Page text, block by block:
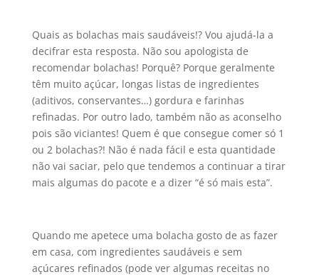
Quais as bolachas mais saudáveis!? Vou ajudá-la a
decifrar esta resposta. Não sou apologista de
recomendar bolachas! Porquê? Porque geralmente
têm muito açúcar, longas listas de ingredientes
(aditivos, conservantes…) gordura e farinhas
refinadas. Por outro lado, também não as aconselho
pois são viciantes! Quem é que consegue comer só 1
ou 2 bolachas?! Não é nada fácil e esta quantidade
não vai saciar, pelo que tendemos a continuar a tirar
mais algumas do pacote e a dizer “é só mais esta”.
Quando me apetece uma bolacha gosto de as fazer
em casa, com ingredientes saudáveis e sem
açúcares refinados (pode ver algumas receitas no